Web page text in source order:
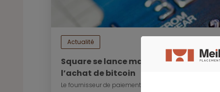
Actualité
Square se lance massivement dans
l’achat de bitcoin
Le fournisseur de paiement est prêt à parier sur les